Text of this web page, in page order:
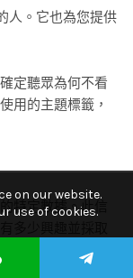
人。它也為您提供
定聽眾為何不看
用的主題標籤，
特定數據。此信
on our website.
use of cookies.